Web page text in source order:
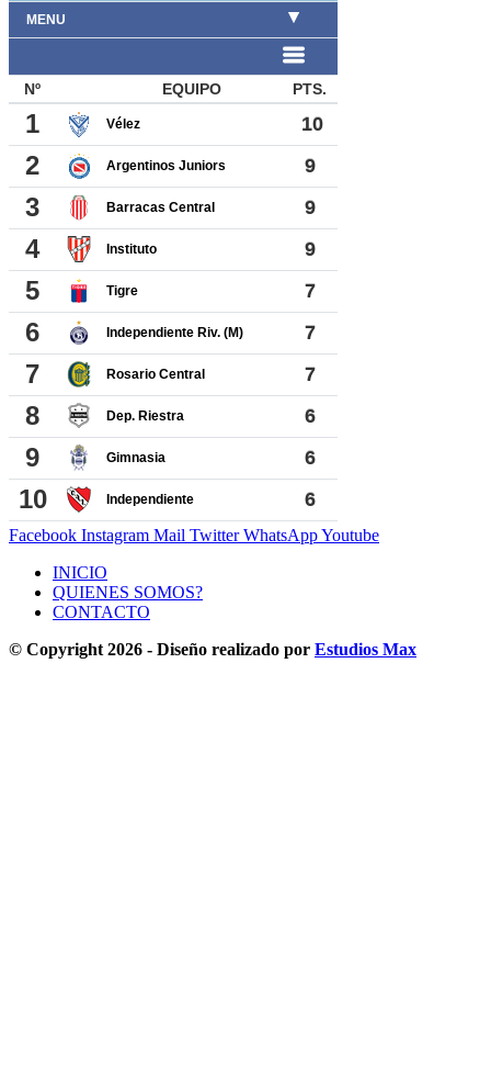
Facebook Instagram Mail Twitter WhatsAppYoutube
INICIO
QUIENES SOMOS?
CONTACTO
© Copyright 2026 - Diseño realizado por Estudios Max